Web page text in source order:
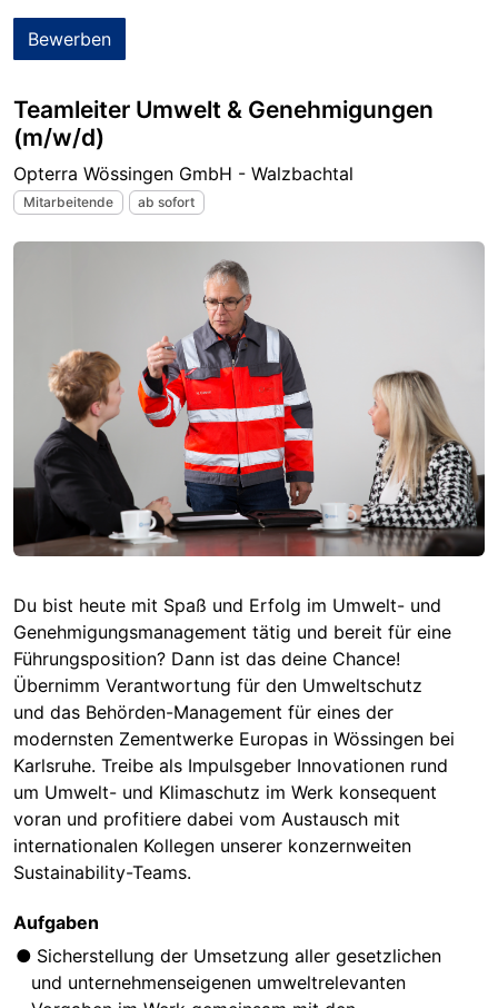
Bewerben
Teamleiter Umwelt & Genehmigungen
(m/w/d)
Opterra Wössingen GmbH - Walzbachtal
Mitarbeitende ab sofort
Du bist heute mit Spaß und Erfolg im Umwelt- und
Genehmigungsmanagement tätig und bereit für eine
Führungsposition? Dann ist das deine Chance!
Übernimm Verantwortung für den Umweltschutz
und das Behörden-Management für eines der
modernsten Zementwerke Europas in Wössingen bei
Karlsruhe. Treibe als Impulsgeber Innovationen rund
um Umwelt- und Klimaschutz im Werk konsequent
voran und profitiere dabei vom Austausch mit
internationalen Kollegen unserer konzernweiten
Sustainability-Teams.
Aufgaben
Sicherstellung der Umsetzung aller gesetzlichen
und unternehmenseigenen umweltrelevanten